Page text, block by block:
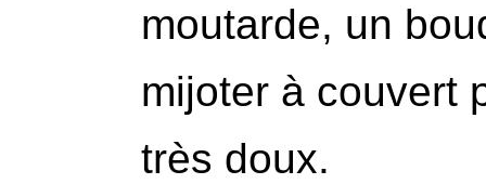
moutarde, un
mijoter à couvert
très doux.